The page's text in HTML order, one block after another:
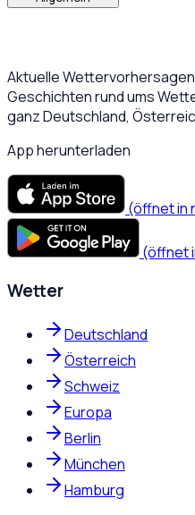
Aktuelle
Geschichten rund ums
ganz Deutschland,
App herunterladen
(öffnet in
(öffnet
Wetter
Deutschland
Österreich
Schweiz
Europa
Berlin
München
Hamburg